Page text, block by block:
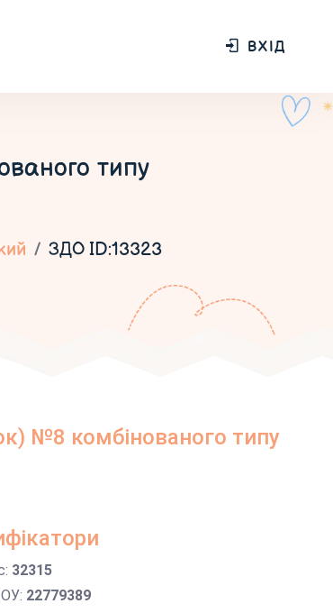
ВХІД
типу
ЗДО ID:13323
№8 комбінованого типу
32315
22779389